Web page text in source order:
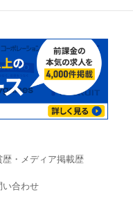
歴・メディア掲載歴
い合わせ